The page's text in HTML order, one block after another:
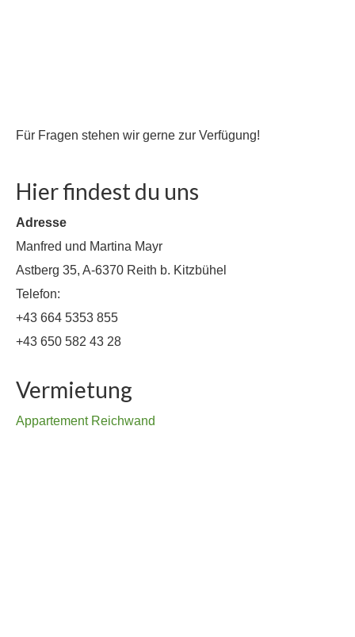
Für Fragen stehen wir gerne zur Verfügung!
Hier findest du uns
Adresse
Manfred und Martina Mayr
Astberg 35, A-6370 Reith b. Kitzbühel
Telefon:
+43 664 5353 855
+43 650 582 43 28
Vermietung
Appartement Reichwand